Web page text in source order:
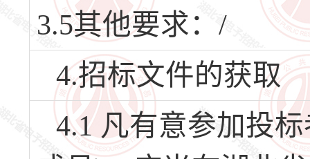
3.5其他要求：/
4.招标文件的获取
4.1 凡有意参加投